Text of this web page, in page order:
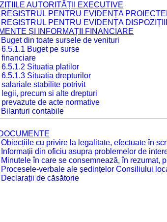
AUTORITĂȚII EXECUTIVE
REGISTRUL PENTRU EVIDENȚA
REGISTRUL PENTRU EVIDENȚA
ȘI INFORMAȚII FINANCIARE
din toate sursele de venituri
6.5.1.1 Buget pe surse
financiare
6.5.1.2 Situatia platilor
6.5.1.3 Situatia drepturilor
salariale stabilite potrivit
legii, precum si alte drepturi
prevazute de acte normative
Bilanturi contabile
cu privire la legalitate, efectuate în
din oficiu asupra problemelor de
în care se consemnează, în rezumat,
Procesele-verbale ale ședințelor Consiliului
de căsătorie